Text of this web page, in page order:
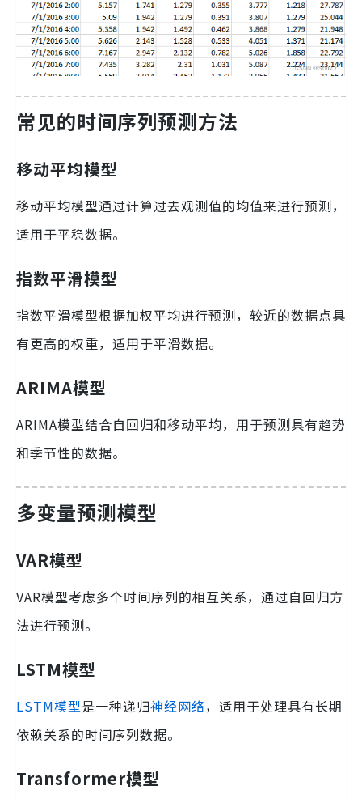
常见的时间序列预测方法
移动平均模型
移动平均模型通过计算过去观测值的均值来进行预测，
适用于平稳数据。
指数平滑模型
指数平滑模型根据加权平均进行预测，较近的数据点具
有更高的权重，适用于平滑数据。
ARIMA模型
ARIMA模型结合自回归和移动平均，用于预测具有趋势
和季节性的数据。
多变量预测模型
VAR模型
VAR模型考虑多个时间序列的相互关系，通过自回归方
法进行预测。
LSTM模型
LSTM模型是一种递归神经网络，适用于处理具有长期
依赖关系的时间序列数据。
Transformer模型